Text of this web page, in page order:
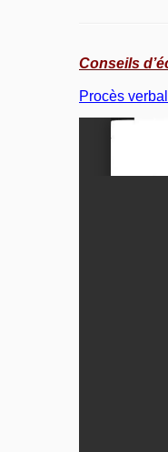
Conseils
Procès